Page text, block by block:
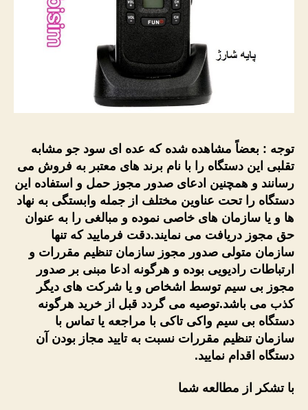
توجه : بعضاً مشاهده شده که عده ای سود جو مشابه
تقلبی این دستگاه را با نام برند های معتبر به فروش می
رسانند و همچنین ادعای صدور مجوز حمل و استفاده این
دستگاه را تحت عناوین مختلف از جمله وابستگی به نهاد
ها و یا سازمان های خاصی نموده و مبالغی را به عنوان
حق مجوز دریافت می نمایند.دقت فرمایید که تنها
سازمان متولی صدور مجوز سازمان تنظیم مقررات و
ارتباطات رادیویی بوده و هرگونه ادعا مبنی بر صدور
مجوز بی سیم توسط اشخاص و یا شرکت های دیگر
کذب می باشد.توصیه می گردد قبل از خرید هرگونه
دستگاه بی سیم واکی تاکی با مراجعه یا تماس با
سازمان تنظیم مقررات نسبت به تایید مجاز بودن آن
دستگاه اقدام نمایید.
با تشکر از مطالعه شما